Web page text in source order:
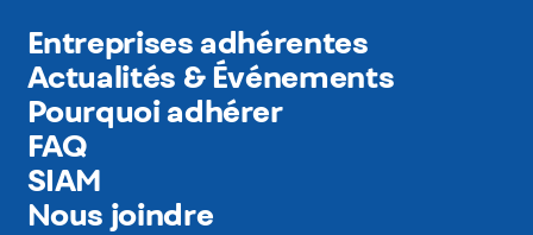
Entreprises adhérentes
Actualités & Événements
Pourquoi adhérer
FAQ
SIAM
Nous joindre